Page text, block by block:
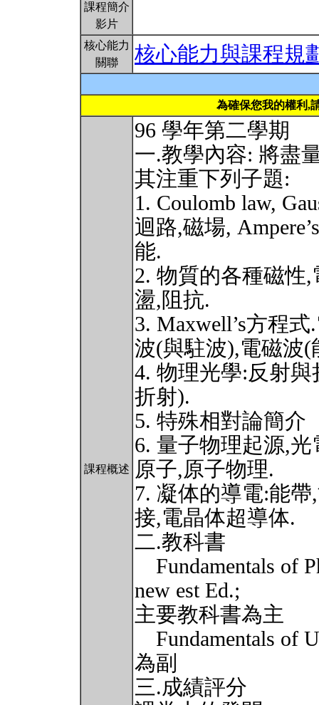
課程簡介
影片
核心能力
關聯
核心能力與課程規
為確保您我的權利,
課程概述
96 學年第二學期
一.教學內容: 將盡
其注重下列子題:
1. Coulomb law,
迴路,磁場,
能.
2. 物質的各種磁性
盪,阻抗.
3. Maxwell’s方程
波(與駐波),電磁波
4. 物理光學:反射
折射).
5. 特殊相對論簡介
6. 量子物理起源,光
原子,原子物理.
7. 凝体的導電:能
接,電晶体超導体.
二.教科書
Fundamentals of
new est Ed.;
主要教科書為主
Fundamentals of
為副
三.成績評分